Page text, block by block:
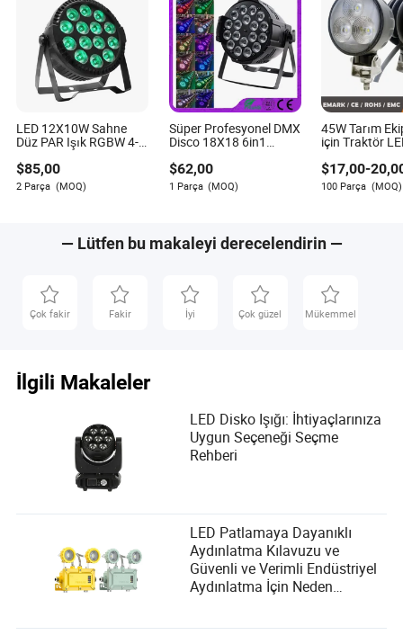
LED 12X10W Sahne
Düz PAR Işık RGBW 4-
in-1 DJ Disko Parti
Düğün için
$85,00
2 Parça (MOQ)
Süper Profesyonel DMX
Disco 18X18 6in1
Can DJ Işığı
$62,00
1 Parça (MOQ)
45W Tarım
için Traktör
$17,00-
100 Parça (MOQ)
— Lütfen bu makaleyi derecelendirin —
Çok fakir Fakir İyi Çok güzel Mükemmel
İlgili Makaleler
LED Disko Işığı: İhtiyaçlarınıza
Uygun Seçeneği Seçme
Rehberi
LED Patlamaya Dayanıklı
Aydınlatma Kılavuzu ve
Güvenli ve Verimli Endüstriyel
Aydınlatma İçin Neden